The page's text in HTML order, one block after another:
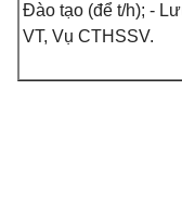
Đào tạo (để t/h); -
VT, Vụ CTHSSV.